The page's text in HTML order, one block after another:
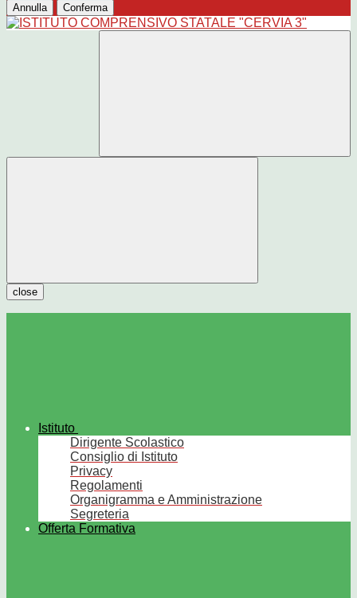
Annulla Conferma
close
Istituto
Dirigente Scolastico
Consiglio di Istituto
Privacy
Regolamenti
Organigramma e Amministrazione
Segreteria
Offerta Formativa